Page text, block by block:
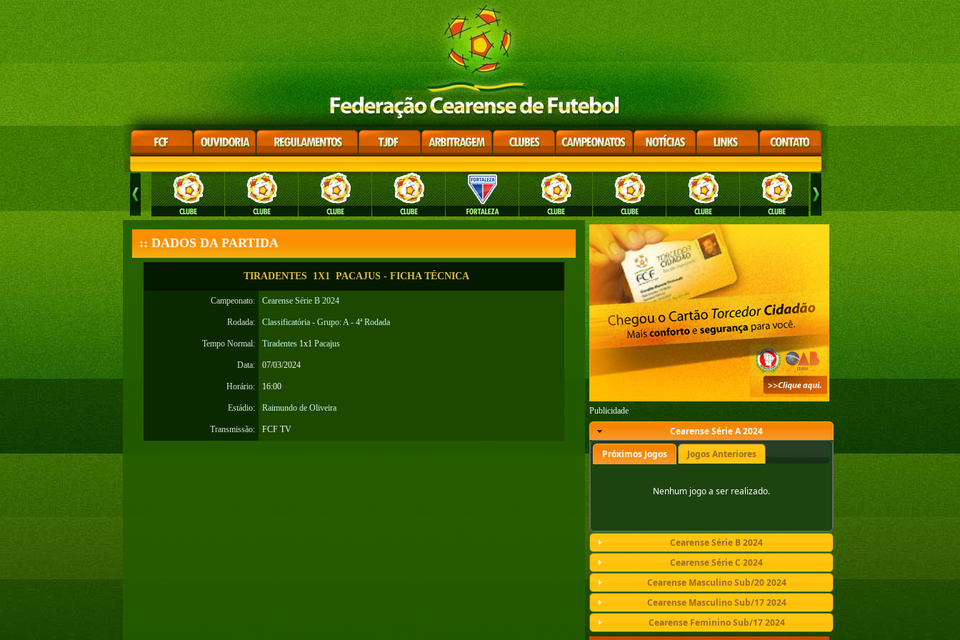
:: DADOS DA PARTIDA
TIRADENTES 1X1 PACAJUS - FICHA TÉCNICA
Campeonato: Cearense Série B 2024
Rodada: Classificatória - Grupo: A - 4ª Rodada
Tempo Normal: Tiradentes1x1 Pacajus
Data: 07/03/2024
Horário: 16:00
Estádio: Raimundo de Oliveira
Transmissão: FCF TV
Publicidade
Cearense Série A 2024
Próximos Jogos
Jogos Anteriores
Nenhum jogo a ser realizado.
Cearense Série B 2024
Cearense Série C 2024
Cearense Masculino Sub/20 2024
Cearense Masculino Sub/17 2024
Cearense Feminino Sub/17 2024